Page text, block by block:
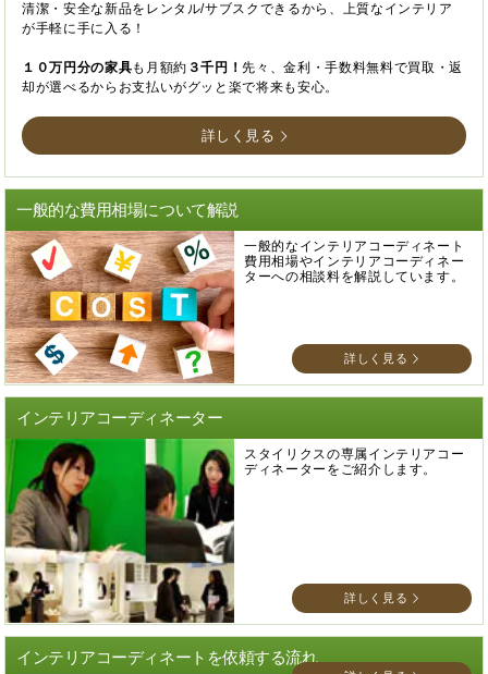
清潔・安全な新品をレンタル/サブスクできるから、上質なインテリア
が手軽に手に入る！
１０万円分の家具も月額約 ３千円！先々、金利・手数料無料で買取・返
却が選べるからお支払いがグッと楽で将来も安心。
詳しく見る
一般的な費用相場について解説
一般的なインテリアコーディネート
費用相場やインテリアコーディネー
ターへの相談料を解説しています。
詳しく見る
インテリアコーディネーター
スタイリクスの専属インテリアコー
ディネーターをご紹介します。
詳しく見る
インテリアコーディネートを依頼する流れ